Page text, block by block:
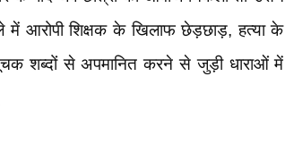
में आरोपी शिक्षक के खिलाफ छेड़छाड़, हत्या के
शब्दों से अपमानित करने से जुड़ी धाराओं में